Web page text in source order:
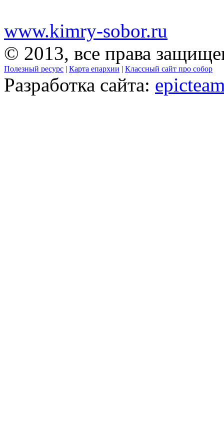
www.kimry-sobor.ru
© 2013, все права
Полезный ресурс | Карта епархии | Классный сайт про собор
Разработка сайта: